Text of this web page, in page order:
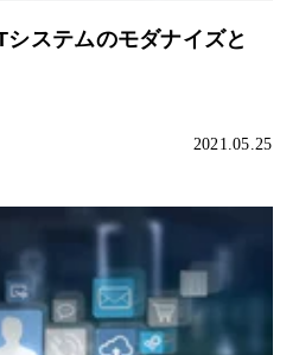
ステムのモダナイズと
2021.05.25